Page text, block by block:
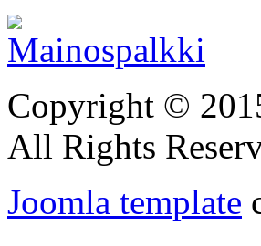
Copyright ©
All Rights
Joomla template